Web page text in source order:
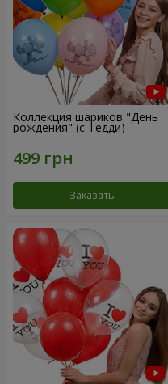
Коллекция шариков "День
рождения" (с Тедди)
Заказать